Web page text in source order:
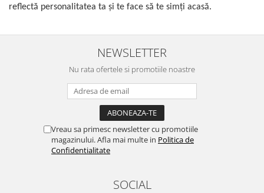
reflectă personalitatea ta și te face să te simți acasă.
NEWSLETTER
Nu rata ofertele si promotiile noastre
Vreau sa primesc newsletter cu promotiile
magazinului. Afla mai multe in Politica de
Confidentialitate
SOCIAL